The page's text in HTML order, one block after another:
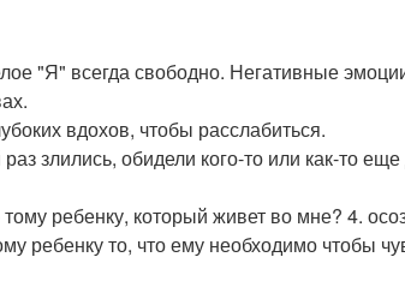
"Я" всегда свободно. Негативные
вдохов, чтобы расслабиться.
злились, обидели кого-то или как-то
ребенку, который живет во мне? 4.
ребенку то, что ему необходимо чтобы